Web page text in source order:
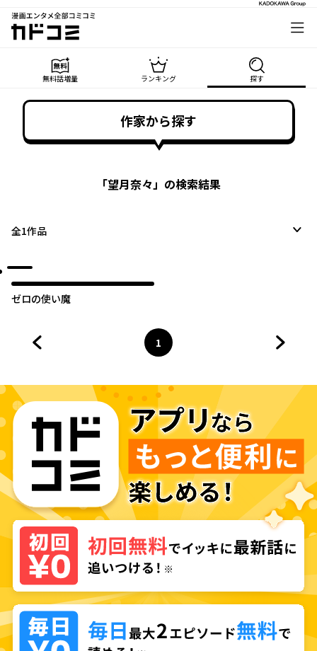
漫画エンタメ全部コミコミ
カドコミ
無料話増量 ランキング 探す
作家から探す
「望月奈々」の検索結果
全1作品
ゼロの使い魔
ページ
1
へ